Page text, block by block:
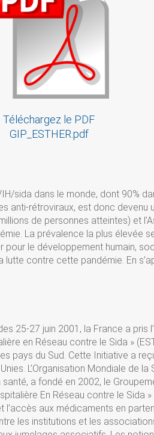
Téléchargez le PDF
GIP_ESTHER.pdf
sida dans le monde, dont 90%
anti-rétroviraux, est donc devenu
de personnes atteintes) et
La prévalence la plus élevée
le développement humain,
contre cette pandémie. En
25-27 juin 2001, la France a pris
en Réseau contre le Sida »
pays du Sud. Cette Initiative a
L’Organisation Mondiale de la
a fondé en 2002, le
En Réseau contre le Sida
l’accès aux médicaments en
les institutions et les